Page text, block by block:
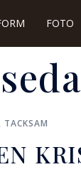
FOTO
, TACKSAM